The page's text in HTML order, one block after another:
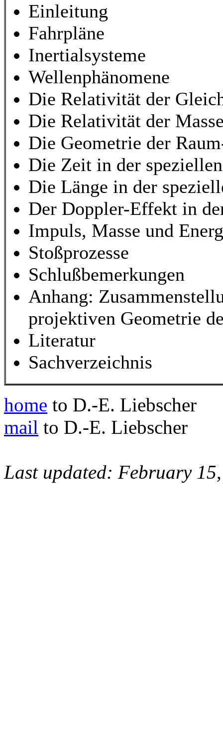
Einleitung
Fahrpläne
Inertialsysteme
Wellenphänomene
Die Relativität der
Die Relativität der
Die Geometrie der
Die Zeit in der
Die Länge in der
Der Doppler-Effekt in
Impuls, Masse und
Stoßprozesse
Schlußbemerkungen
Anhang:
projektiven Geometrie
Literatur
Sachverzeichnis
home to D.-E. Liebscher
mail to D.-E. Liebscher
Last updated: February